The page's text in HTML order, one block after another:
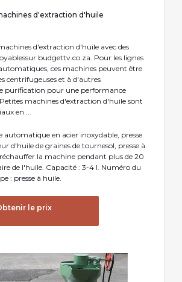
d'extraction d'huile
d'extraction d'huile avec des
budgettv.co.za. Pour les lignes
ces machines peuvent être
centrifugeuses et à d'autres
purification pour une performance
machines d'extraction d'huile sont
en ...
automatique en acier inoxydable, presse
d'huile de graines de tournesol, presse à
la machine pendant plus de 20
de l'huile. Capacité : 3-4 l. Numéro du
: presse à huile.
le prix